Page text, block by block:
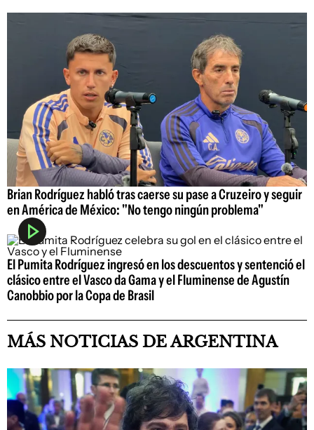
Brian Rodríguez habló tras caerse su pase a Cruzeiro y seguir
en América de México: "No tengo ningún problema"
El Pumita Rodríguez ingresó en los descuentos y sentenció el
clásico entre el Vasco da Gama y el Fluminense de Agustín
Canobbio por la Copa de Brasil
MÁS NOTICIAS DE ARGENTINA